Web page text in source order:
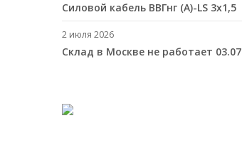
Cиловой кабель ВВГнг (A)-LS 3х1,5
2 июля 2026
Склад в Москве не работает 03.07